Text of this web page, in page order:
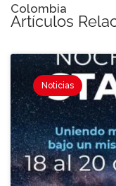
Colombia
Artículos
Noticias